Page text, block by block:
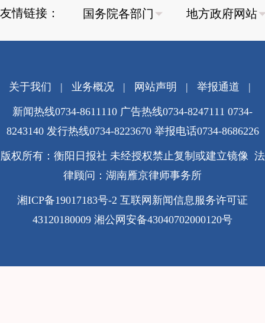
友情链接：
关于我们 | 业务概况| 网站声明 | 举报通道 |
新闻热线0734-8611110 广告热线0734-8247111 0734-
8243140 发行热线0734-8223670 举报电话0734-8686226
版权所有：衡阳日报社 未经授权禁止复制或建立镜像 法
律顾问：湖南雁京律师事务所
湘ICP备19017183号-2 互联网新闻信息服务许可证
43120180009 湘公网安备43040702000120号